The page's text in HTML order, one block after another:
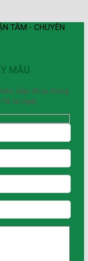
TÂM - CHUYÊN
MẪU
Hãy để lại thông
lại ngay.